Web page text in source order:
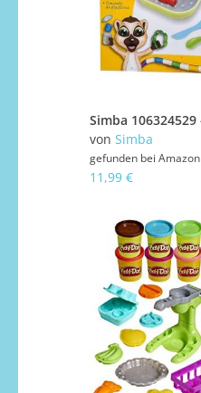
von Simba
gefunden bei Amazon
11,99 €